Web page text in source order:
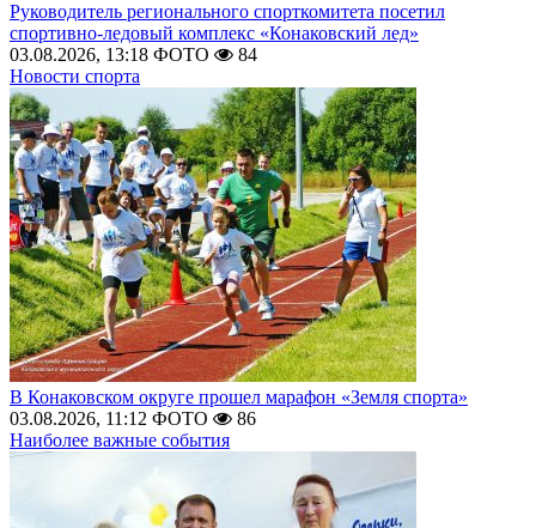
Руководитель регионального спорткомитета посетил
спортивно-ледовый комплекс «Конаковский лед»
03.08.2026, 13:18 ФОТО
84
Новости спорта
В Конаковском округе прошел марафон «Земля спорта»
03.08.2026, 11:12 ФОТО
86
Наиболее важные события